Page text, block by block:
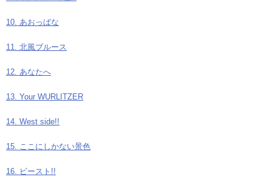
10. あおっぱな
11. 北風ブルース
12. あなたへ
13. Your WURLITZER
14. West side!!
15. ここにしかない景色
16. ビースト!!